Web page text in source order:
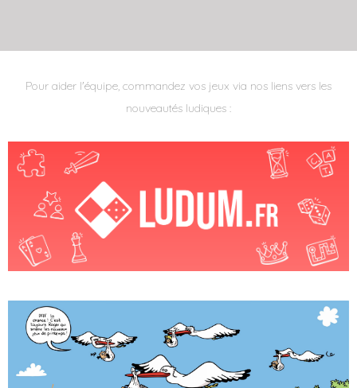
Pour aider l'équipe, commandez vos jeux via nos liens vers les
nouveautés ludiques :